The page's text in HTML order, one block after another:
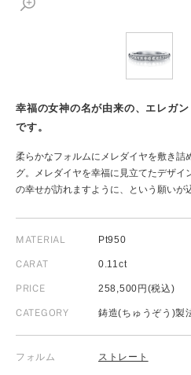
幸福の女神の名が由来の、エレガ
です。
柔らかなフォルムにメレダイヤを敷き詰
グ。メレダイヤを幸福に見立てたデザイ
の幸せが訪れますように、という願いが
MATERIAL Pt950
CARAT 0.11ct
PRICE 258,500円(税込)
CATEGORY 鋳造(ちゅうぞう)製
フォルム ストレート